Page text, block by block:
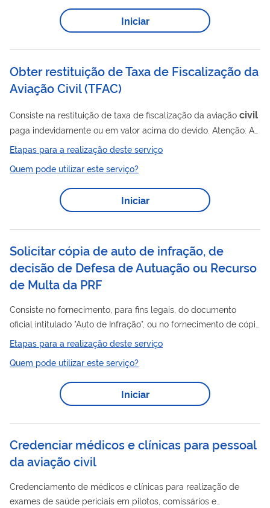
concessão ou restabelecimento de vigência de habilitações,
bem como para registro de instrutor ou credenciamento de
GERAIS O exame prático pode ser realizado por um...
Iniciar
Obter restituição de Taxa de Fiscalização da
Aviação Civil(TFAC)
Consiste na restituição de taxa de fiscalização da aviação civil
paga indevidamente ou em valor acima do devido. Atenção: As
solicitações são realizadas através do Portal ANAC Pay , sendo
necessário possuir cadastro no GOV.BR (nível prata ou ouro)
para encaminhar o seu pedido. Para realizar seu cadastro,
web em desktop. Dispositivos móveis não são suportados.
Etapas para a realização deste serviço
Quem pode utilizar este serviço?
Iniciar
Solicitar cópia de auto de infração, de
decisão de Defesa de Autuação ou Recurso
de Multa da PRF
Consiste no fornecimento, para fins legais, do documento
oficial intitulado "Auto de Infração", ou no fornecimento de cópia
de decisões relacionadas a petições de
do solicitante ou que não possuam informações restritas ou
Etapas para a realização deste serviço
Quem pode utilizar este serviço?
Iniciar
Credenciar médicos e clínicas para pessoal
da aviação civil
Credenciamento de médicos e clínicas para realização de
exames de saúde periciais em pilotos, comissários e